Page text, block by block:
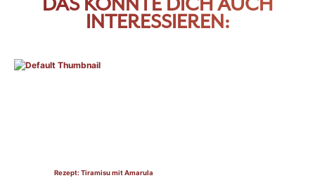
INTERESSIEREN:
Rezept: Tiramisu mit Amarula